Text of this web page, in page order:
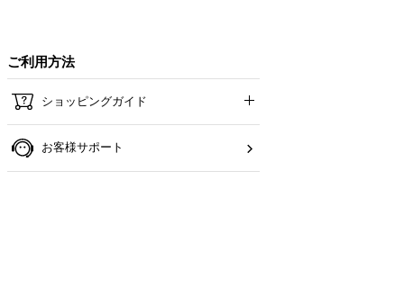
ご利用方法
ショッピングガイド
お客様サポート